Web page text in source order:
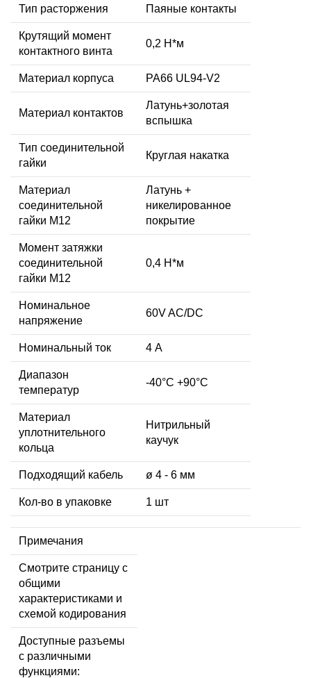
Тип расторжения Паяные контакты
Крутящий момент
контактного винта
0,2 Н*м
Материал корпуса PA66 UL94-V2
Материал контактов
Латунь+золотая
вспышка
Тип соединительной
гайки
Круглая накатка
Материал
соединительной
гайки M12
Латунь +
никелированное
покрытие
Момент затяжки
соединительной
гайки M12
0,4 Н*м
Номинальное
напряжение
60V AC/DC
Номинальный ток 4 А
Диапазон
температур
-40°C +90°C
Материал
уплотнительного
кольца
Нитрильный
каучук
Подходящий кабель ø 4 - 6 мм
Кол-во в упаковке 1 шт
Примечания
Смотрите страницу с
общими
характеристиками и
схемой кодирования
Доступные разъемы
с различными
функциями: